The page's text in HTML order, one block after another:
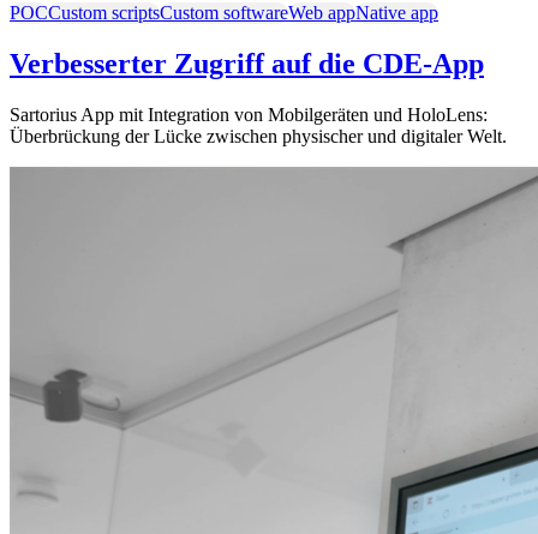
POCCustom scriptsCustom softwareWeb appNative app
Verbesserter Zugriff auf die CDE-App
Sartorius App mit Integration von Mobilgeräten und HoloLens:
Überbrückung der Lücke zwischen physischer und digitaler Welt.